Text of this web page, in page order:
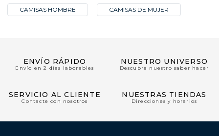
CAMISAS HOMBRE CAMISAS DE MUJER
ENVÍO RÁPIDO
Envío en 2 días laborables
NUESTRO UNIVERSO
Descubra nuestro saber hacer
SERVICIO AL CLIENTE
Contacte con nosotros
NUESTRAS TIENDAS
Direcciones y horarios